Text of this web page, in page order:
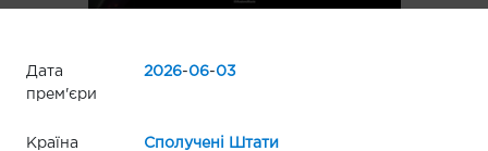
Дата
прем'єри
2026-06-03
Країна Сполучені Штати